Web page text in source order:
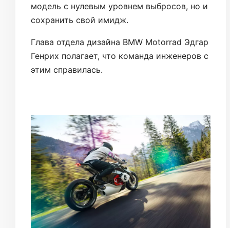
модель с нулевым уровнем выбросов, но и
сохранить свой имидж.
Глава отдела дизайна BMW Motorrad Эдгар
Генрих полагает, что команда инженеров с
этим справилась.